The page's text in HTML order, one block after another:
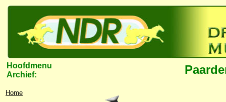
Hoofdmenu
Archief:
Home